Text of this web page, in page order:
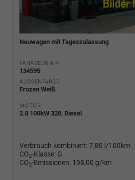
Neuwagen mit Tageszulassung
FAHRZEUG-NR.
134595
AUSSENFARBE
Frozen Weiß
MOTOR
2.0 100kW 320, Diesel
Verbrauch kombiniert:7,80 l/100km
CO2-Klasse: G
CO2-Emissionen: 198,00 g/km